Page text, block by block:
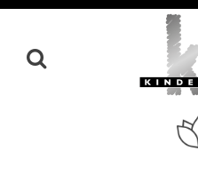
Skip
content